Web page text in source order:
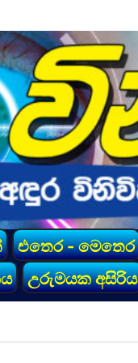
එතෙර - මෙතෙර
උරුමයක අසිරිය